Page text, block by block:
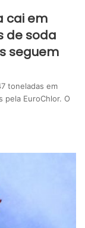
cai em
de soda
seguem
toneladas em
pela EuroChlor. O